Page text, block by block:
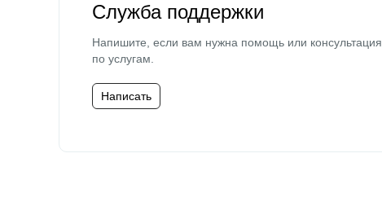
Служба поддержки
Напишите, если вам нужна помощь или консультация
по услугам.
Написать